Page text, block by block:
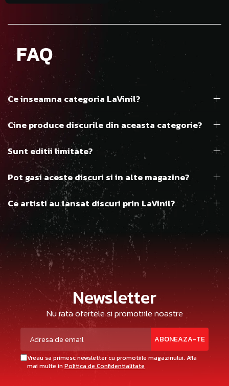
FAQ
Ce inseamna categoria LaVinil?
Cine produce discurile din aceasta categorie?
Sunt editii limitate?
Pot gasi aceste discuri si in alte magazine?
Ce artisti au lansat discuri prin LaVinil?
Newsletter
Nu rata ofertele si promotiile noastre
Vreau sa primesc newsletter cu promotiile magazinului. Afla
mai multe in Politica de Confidentialitate